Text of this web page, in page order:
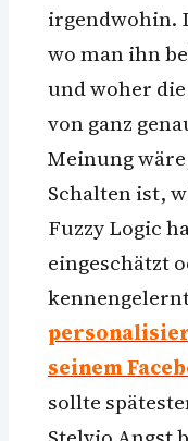
irgendwohin.
wo man ihn
und woher
von ganz
Meinung
Schalten ist,
Fuzzy Logic
eingeschätzt
seinem
sollte